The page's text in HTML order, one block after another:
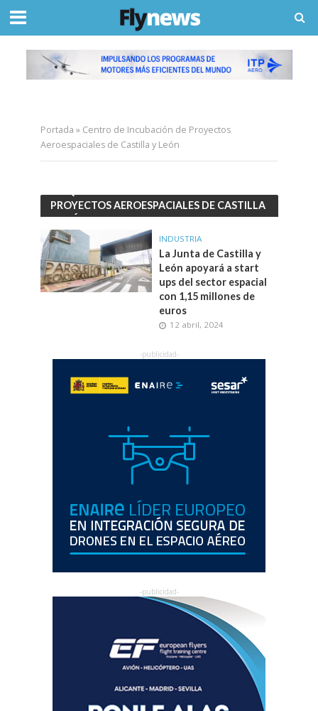
Portada » Centro de Incubación de Proyectos
Aeroespaciales de Castilla y León
PROYECTOS AEROESPACIALES DE CASTILLA
Y LEÓN
INDUSTRIA
La Junta de Castilla y
León apoyará a start
ups del sector espacial
con 1,15 millones de
euros
12 abril, 2024